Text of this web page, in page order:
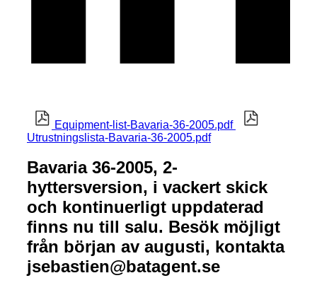
Equipment-list-Bavaria-36-2005.pdf
Utrustningslista-Bavaria-36-2005.pdf
Bavaria 36-2005, 2-
hyttersversion, i vackert skick
och kontinuerligt uppdaterad
finns nu till salu. Besök möjligt
från början av augusti, kontakta
jsebastien@batagent.se